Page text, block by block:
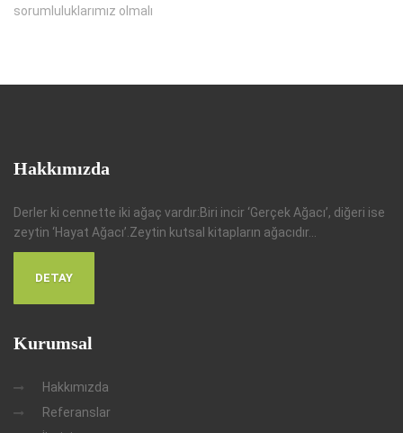
sorumluluklarımız olmalı
Hakkımızda
Derler ki cennette iki ağaç vardır:Biri incir ‘Gerçek Ağacı’, diğeri ise
zeytin ‘Hayat Ağacı’.Zeytin kutsal kitapların ağacıdır...
DETAY
Kurumsal
Hakkımızda
Referanslar